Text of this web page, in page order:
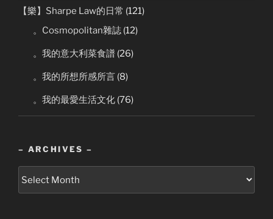
【樂】Sharpe Law的日常 (121)
。Cosmopolitan雜誌 (12)
。我的意大利菜食譜 (26)
。我的所想所感所言 (8)
。我的最愛生活文化 (76)
– ARCHIVES –